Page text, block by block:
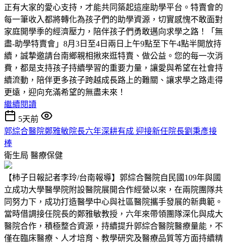
正有大家的愛心支持，才能共同築起這座助學平台。特賣會的
每一筆收入都將轉化為孩子們的助學資源，切實感愧不敢面對
家庭開學季的經濟壓力，陪伴孩子們勇敢邁向求學之路！「無
盡-助學特賣會」8月3日至4日兩日上午9點至下午4點半開放持
續，誠摯邀請台南鄉親相揪來逛特賣、做公益。您的每一次消
費，都是支持孩子持續學習的重要力量，讓愛與希望在社會持
續流動，陪伴更多孩子跨越成長路上的難關、讓求學之路走得
更遠，迎向充滿希望的無盡未來！
繼續閱讀
5天前
郭綜合醫院鄭雅敏院長六年深耕有成 迎接新任院長劉秉彥接
棒
衛生局 醫療保健
【柿子日報記者李玲/台南報導】郭綜合醫院自民國109年與國
立成功大學醫學院附設醫院展開合作經營以來，在兩院團隊共
同努力下，成功打造醫學中心與社區醫院攜手發展的新典範。
當時借調接任院長的鄭雅敏教授，六年來帶領團隊深化與成大
醫院合作，積極整合資源，持續提升郭綜合醫院醫療量能，不
僅在臨床醫療、人才培育、教學研究及醫療品質等方面持續精